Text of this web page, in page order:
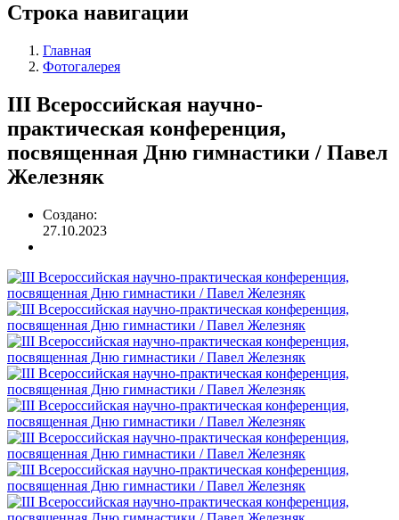
Строка навигации
Главная
Фотогалерея
III Всероссийская научно-
практическая конференция,
посвященная Дню гимнастики / Павел
Железняк
Создано:
27.10.2023